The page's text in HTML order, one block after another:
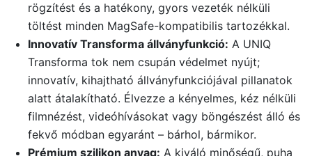
rögzítést és a hatékony, gyors vezeték nélküli
töltést minden MagSafe-kompatibilis tartozékkal.
Innovatív Transforma állványfunkció: A UNIQ
Transforma tok nem csupán védelmet nyújt;
innovatív, kihajtható állványfunkciójával pillanatok
alatt átalakítható. Élvezze a kényelmes, kéz nélküli
filmnézést, videóhívásokat vagy böngészést álló és
fekvő módban egyaránt – bárhol, bármikor.
Prémium szilikon anyag: A kiváló minőségű, puha